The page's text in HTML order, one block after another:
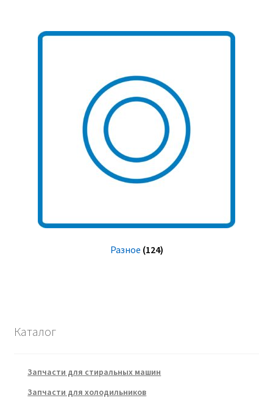
Разное (124)
Каталог
Запчасти для стиральных машин
Запчасти для холодильников